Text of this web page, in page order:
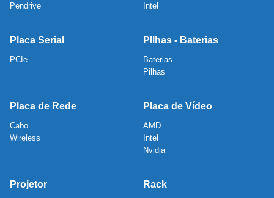
Pendrive
Intel
Placa Serial
PCIe
PIlhas - Baterias
Baterias
Pilhas
Placa de Rede
Cabo
Wireless
Placa de Vídeo
AMD
Intel
Nvidia
Projetor Rack